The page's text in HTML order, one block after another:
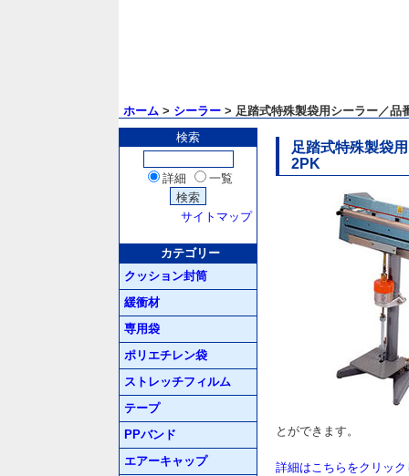
ホーム > シーラー > 足踏式特殊製袋用シーラー／
検索
詳細 一覧
サイトマップ
カテゴリー
クッション封筒
緩衝材
専用袋
ポリエチレン袋
ストレッチフィルム
テープ
PPバンド
エアーキャップ
足踏式特殊製袋
2PK
とができます。
詳細はこちらをクリッ